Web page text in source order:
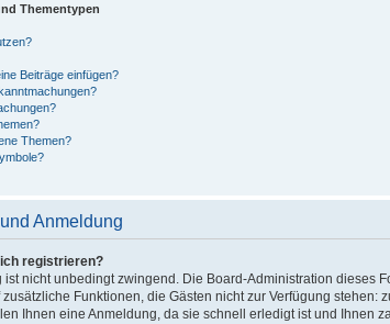
Thementypen
Beiträge einfügen?
Themen?
Anmeldung
registrieren?
ist nicht unbedingt zwingend. Die Board-Administration dieses
zusätzliche Funktionen, die Gästen nicht zur Verfügung
Ihnen eine Anmeldung, da sie schnell erledigt ist und Ihnen